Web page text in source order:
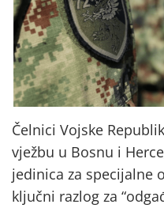
Čelnici Vojske
vježbu u Bosnu i
jedinica za specijalne
ključni razlog za